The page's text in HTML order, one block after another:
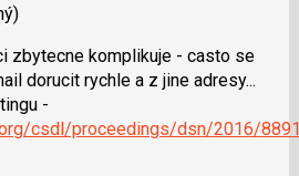
zbytecne komplikuje - casto se
dorucit rychle a z jine adresy...
-
csdl/proceedings/dsn/2016/